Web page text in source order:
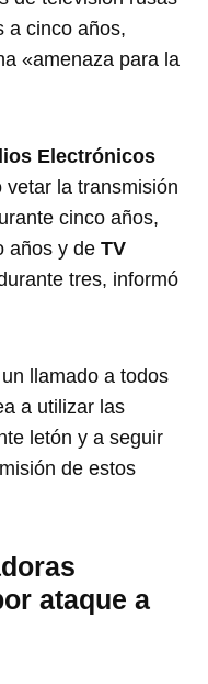
a cinco años,
«amenaza para la
Electrónicos
vetar la transmisión
cinco años,
años y deTV
tres, informó
llamado a todos
a utilizar las
letón y a seguir
de estos
ataque a